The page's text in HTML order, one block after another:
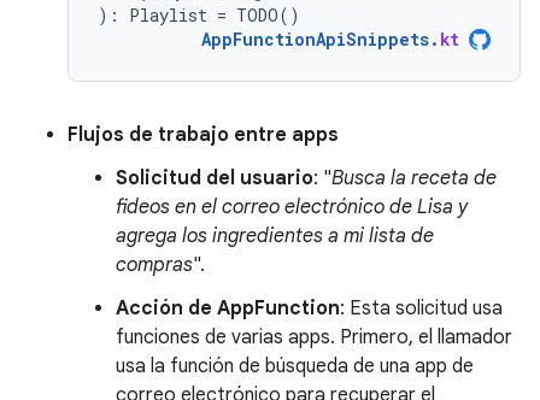
):
Playlist = TODO()
AppFunctionApiSnippets. kt
Flujos de trabajo entre apps
Solicitud del usuario: "Busca la receta de
fideos en el correo electrónico de Lisa y
agrega los ingredientes a mi lista de
compras".
Acción de AppFunction: Esta solicitud usa
funciones de varias apps. Primero, el llamador
usa la función de búsqueda de una app de
correo electrónico para recuperar el